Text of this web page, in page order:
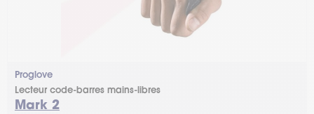
Proglove
Lecteur code-barres mains-libres
Mark 2